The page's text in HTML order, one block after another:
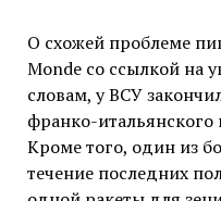
О схожей проблеме
Monde со ссылкой на
словам, у ВСУ
франко-итальянского
Кроме того, один из
течение последних